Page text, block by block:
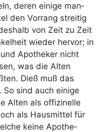
deren eini­ge man­
den Vor­rang strei­tig
von Zeit zu Zeit
wie­der her­vor; in
Apo­the­ker nicht
was die Alten
Dieß muß das
sind auch eini­ge
Alten als offi­zi­nel­le
als Haus­mit­tel für
kei­ne Apo­the­